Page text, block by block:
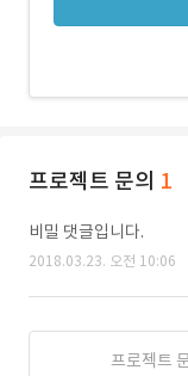
프로젝트 문의 1
비밀 댓글입니다.
2018.03.23. 오전 10:06
프로젝트